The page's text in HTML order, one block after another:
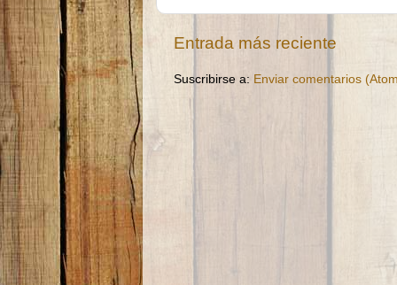
Entrada más reciente
Suscribirse a: Enviar comentarios